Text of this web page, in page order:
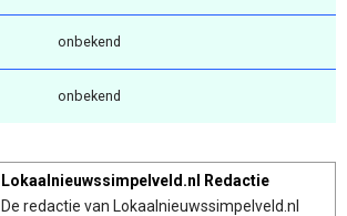
onbekend
onbekend
Lokaalnieuwssimpelveld.nl Redactie
De redactie van Lokaalnieuwssimpelveld.nl